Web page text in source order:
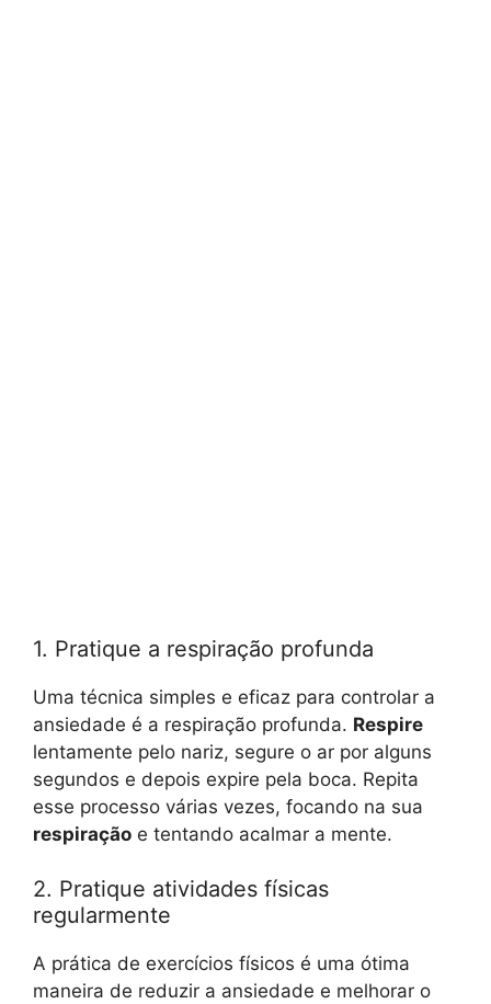
1. Pratique a respiração profunda
Uma técnica simples e eficaz para controlar a
ansiedade é a respiração profunda. Respire
lentamente pelo nariz, segure o ar por alguns
segundos e depois expire pela boca. Repita
esse processo várias vezes, focando na sua
respiração e tentando acalmar a mente.
2. Pratique atividades físicas
regularmente
A prática de exercícios físicos é uma ótima
maneira de reduzir a ansiedade e melhorar o